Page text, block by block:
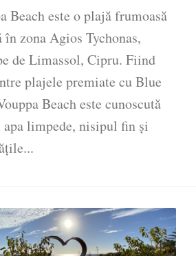
Beach este o plajă frumoasă
în zona Agios Tychonas,
de Limassol, Cipru. Fiind
plajele premiate cu Blue
Beach este cunoscută
apa limpede, nisipul fin și